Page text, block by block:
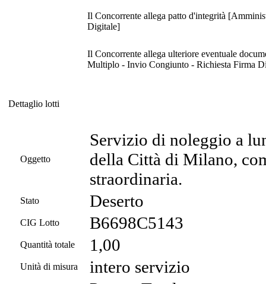
Il Concorrente allega patto d'integrità
Digitale]
Il Concorrente allega ulteriore eventuale
Multiplo - Invio Congiunto - Richiesta Firma
Dettaglio lotti
Oggetto
Servizio di noleggio a
della Città di Milano,
straordinaria.
Stato Deserto
CIG Lotto B6698C5143
Quantità totale 1,00
Unità di misura intero servizio